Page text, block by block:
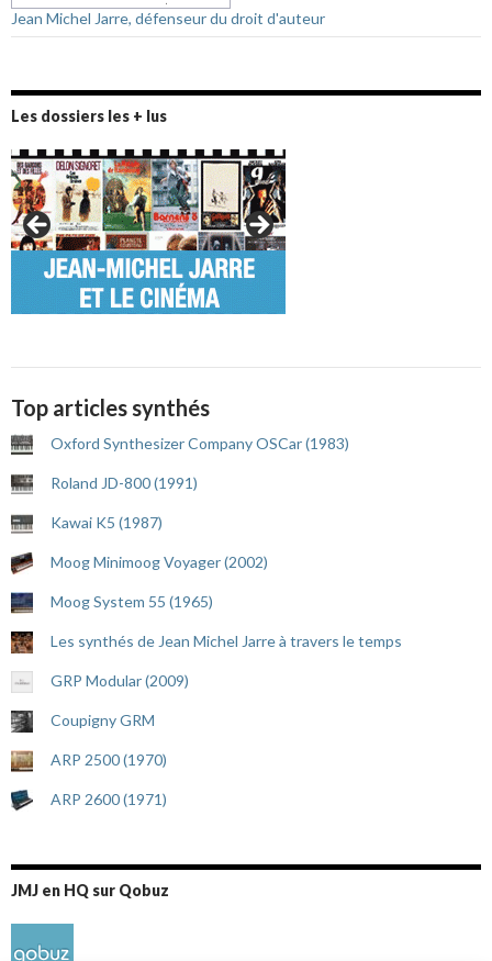
Jean Michel Jarre, défenseur du droit d'auteur
Les dossiers les + lus
Top articles synthés
Oxford Synthesizer Company OSCar (1983)
Roland JD-800 (1991)
Kawai K5 (1987)
Moog Minimoog Voyager (2002)
Moog System 55 (1965)
Les synthés de Jean Michel Jarre à travers le temps
GRP Modular (2009)
Coupigny GRM
ARP 2500 (1970)
ARP 2600 (1971)
JMJ en HQ sur Qobuz